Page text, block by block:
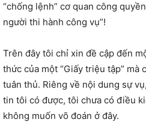
“chống lệnh” cơ quan công
người thi hành công vụ”!
Trên đây tôi chỉ xin đề cập đến
thức của một “Giấy triệu tập” mà
tuân thủ. Riêng về nội dung sự
tin tôi có được, tôi chưa có điều
không muốn võ đoán ở đây.